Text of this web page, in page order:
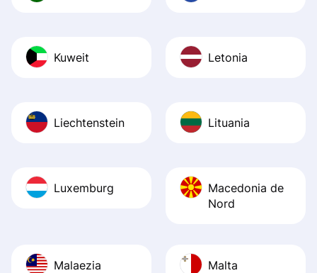
Kuweit Letonia
Liechtenstein Lituania
Luxemburg
Macedonia de
Nord
Malaezia Malta